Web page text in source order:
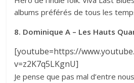
albums préférés de tous les
8. Dominique A – Les Hauts
[youtube=https://
v=z2K7q5LKgnU]
Je pense que pas mal d’entre